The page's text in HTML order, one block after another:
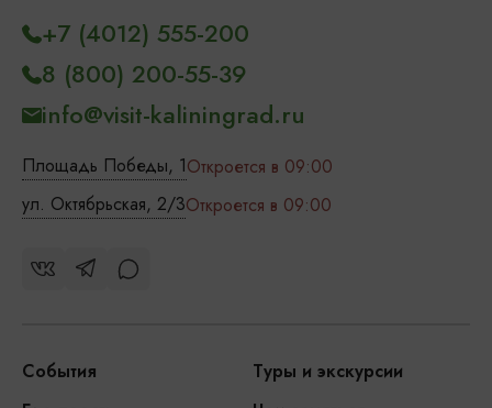
Площадь Победы, 1Откроется в 09:00
ул. Октябрьская, 2/3Откроется в 09:00
+7 (4012) 555-200
8 (800) 200-55-39
info@visit-kaliningrad.ru
События
Туры и экскурсии